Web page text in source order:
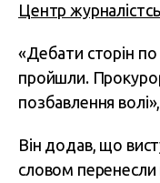
Центр
«Дебати сторін
пройшли.
позбавлення
Він додав, що
словом перенесли